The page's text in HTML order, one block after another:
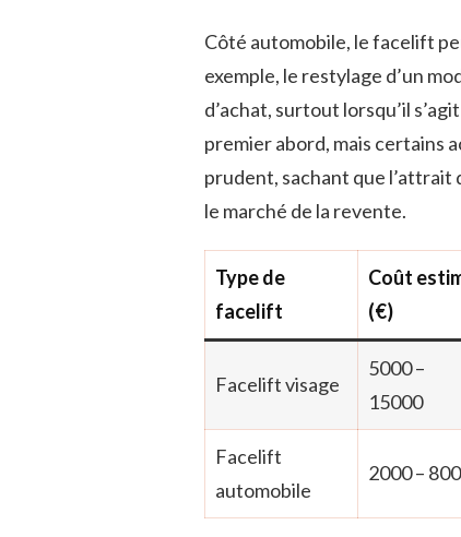
Côté automobile, le facelift
exemple, le restylage d’un
d’achat, surtout lorsqu’il
premier abord, mais certains
prudent, sachant que
le marché de la revente.
Type de
facelift
Coût
(€)
Facelift visage
5000 –
15000
Facelift
automobile
2000 –